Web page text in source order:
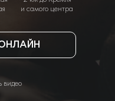
и самого центра
видео